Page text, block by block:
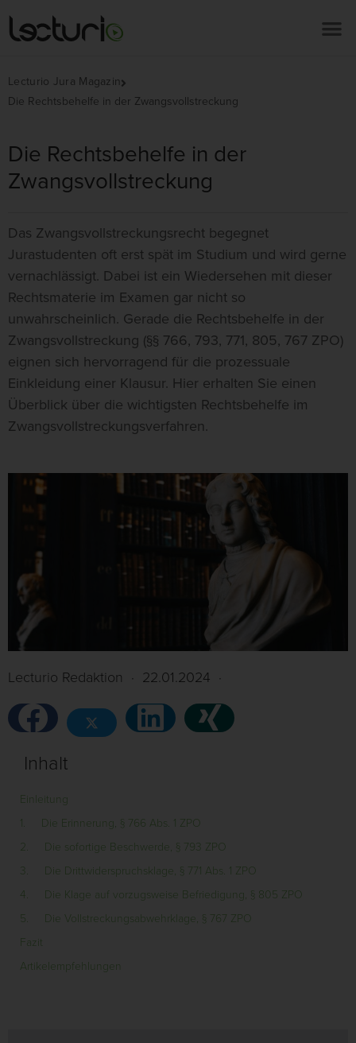
Lecturio Jura Magazin
Die Rechtsbehelfe in der Zwangsvollstreckung
Die Rechtsbehelfe in der
Zwangsvollstreckung
Das Zwangsvollstreckungsrecht begegnet
Jurastudenten oft erst spät im Studium und wird gerne
vernachlässigt. Dabei ist ein Wiedersehen mit dieser
Rechtsmaterie im Examen gar nicht so
unwahrscheinlich. Gerade die Rechtsbehelfe in der
Zwangsvollstreckung (§§ 766, 793, 771, 805, 767 ZPO)
eignen sich hervorragend für die prozessuale
Einkleidung einer Klausur. Hier erhalten Sie einen
Überblick über die wichtigsten Rechtsbehelfe im
Zwangsvollstreckungsverfahren.
Lecturio Redaktion · 22.01.2024 ·
Inhalt
Einleitung
1. Die Erinnerung, § 766 Abs. 1 ZPO
2. Die sofortige Beschwerde, § 793 ZPO
3. Die Drittwiderspruchsklage, § 771 Abs. 1 ZPO
4. Die Klage auf vorzugsweise Befriedigung, § 805 ZPO
5. Die Vollstreckungsabwehrklage, § 767 ZPO
Fazit
Artikelempfehlungen